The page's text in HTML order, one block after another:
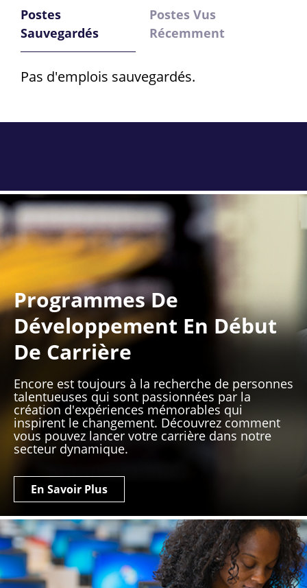
Postes
Sauvegardés
Postes Vus
Récemment
Pas d'emplois sauvegardés.
Programmes De
Développement En Début
De Carrière
Encore est toujours à la recherche de personnes
talentueuses qui sont passionnées par la
création d'expériences mémorables qui
inspirent le changement. Découvrez comment
vous pouvez lancer votre carrière dans notre
secteur dynamique.
En Savoir Plus